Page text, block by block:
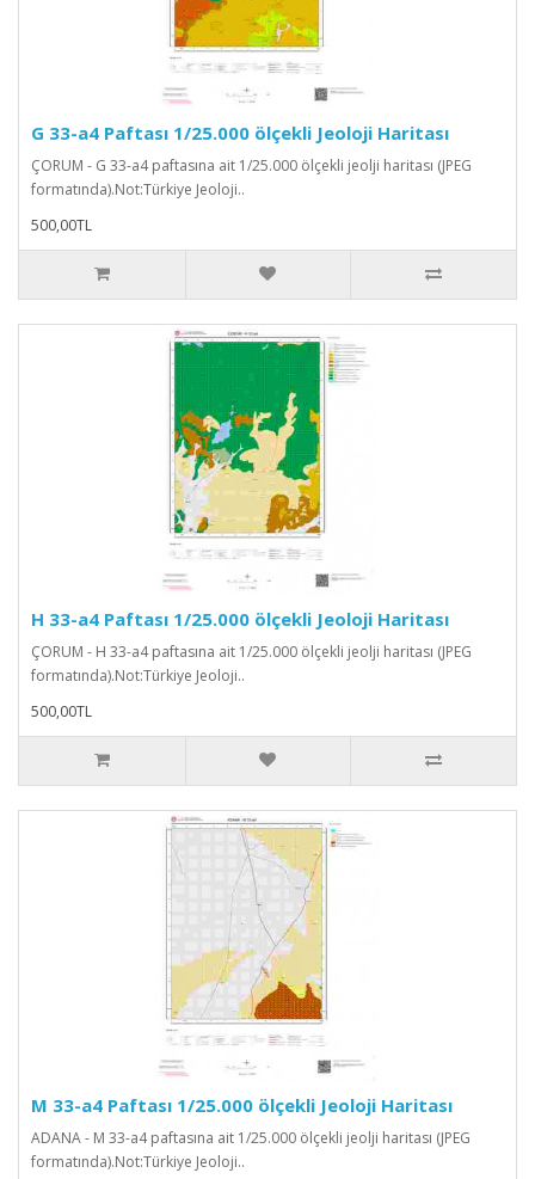
G 33-a4 Paftası 1/25.000 ölçekli Jeoloji Haritası
ÇORUM - G 33-a4 paftasına ait 1/25.000 ölçekli jeolji haritası (JPEG
formatında).Not:Türkiye Jeoloji..
500,00TL
H 33-a4 Paftası 1/25.000 ölçekli Jeoloji Haritası
ÇORUM - H 33-a4 paftasına ait 1/25.000 ölçekli jeolji haritası (JPEG
formatında).Not:Türkiye Jeoloji..
500,00TL
M 33-a4 Paftası 1/25.000 ölçekli Jeoloji Haritası
ADANA - M 33-a4 paftasına ait 1/25.000 ölçekli jeolji haritası (JPEG
formatında).Not:Türkiye Jeoloji..